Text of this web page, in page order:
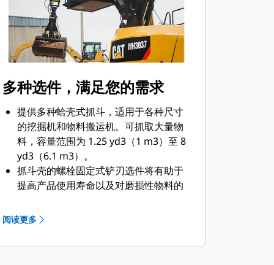
多种选件，满足您的需求
提供多种蛤壳式抓斗，适用于各种尺寸
的挖掘机和物料搬运机。可抓取大量物
料，容量范围为 1.25 yd3（1 m3）至 8
yd3（6.1 m3）。
抓斗壳的螺栓固定式铲刃选件将有助于
提高产品使用寿命以及对磨损性物料的
螺栓固定式铲刃有利于刮板在更为艰难
力。
阅读更多